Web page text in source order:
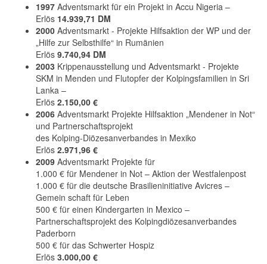
1997 Adventsmarkt für ein Projekt in Accu Nigeria –
Erlös 14.939,71 DM
2000 Adventsmarkt - Projekte Hilfsaktion der WP und der
„Hilfe zur Selbsthilfe“ in Rumänien
Erlös 9.740,94 DM
2003 Krippenausstellung und Adventsmarkt - Projekte
SKM in Menden und Flutopfer der Kolpingsfamilien in Sri
Lanka –
Erlös 2.150,00 €
2006 Adventsmarkt Projekte Hilfsaktion „Mendener in Not“
und Partnerschaftsprojekt
des Kolping-Diözesanverbandes in Mexiko
Erlös 2.971,96 €
2009 Adventsmarkt Projekte für
1.000 € für Mendener in Not – Aktion der Westfalenpost
1.000 € für die deutsche Brasilieninitiative Avicres –
Gemein schaft für Leben
500 € für einen Kindergarten in Mexico –
Partnerschaftsprojekt des Kolpingdiözesanverbandes
Paderborn
500 € für das Schwerter Hospiz
Erlös 3.000,00 €